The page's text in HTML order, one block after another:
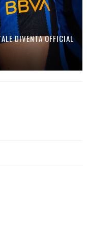
DIVENTA OFFICIAL